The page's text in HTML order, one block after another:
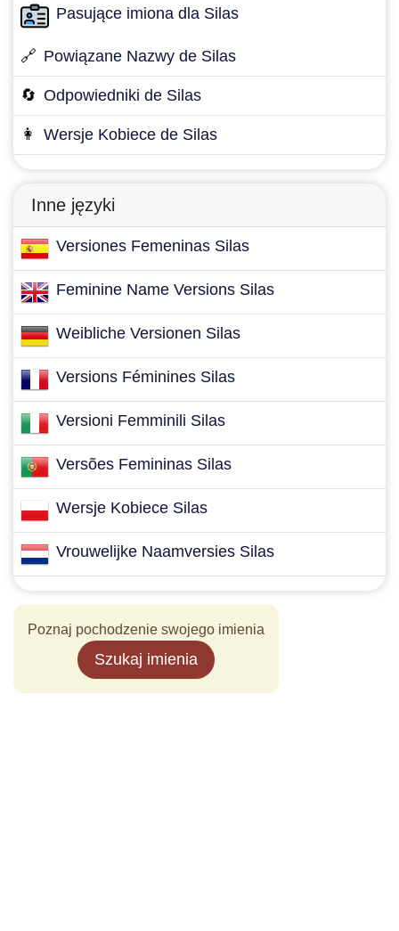
Pasujące imiona dla Silas
🔗 Powiązane Nazwy de Silas
🔄 Odpowiedniki de Silas
👩 Wersje Kobiece de Silas
Inne języki
Versiones Femeninas Silas
Feminine Name Versions Silas
Weibliche Versionen Silas
Versions Féminines Silas
Versioni Femminili Silas
Versões Femininas Silas
Wersje Kobiece Silas
Vrouwelijke Naamversies Silas
Poznaj pochodzenie swojego imienia
Szukaj imienia